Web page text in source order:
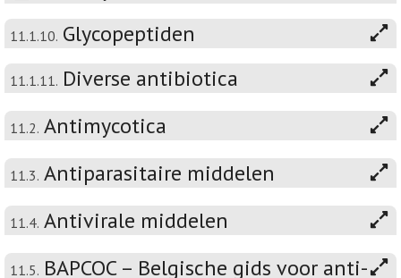
11.1.10. Glycopeptiden
11.1.11. Diverse antibiotica
11.2. Antimycotica
11.3. Antiparasitaire middelen
11.4. Antivirale middelen
11.5. BAPCOC – Belgische gids voor anti-